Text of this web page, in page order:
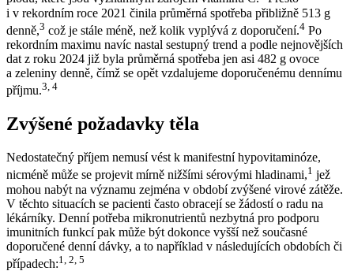
i v rekordním roce 2021 činila průměrná spotřeba přibližně 513 g
denně,3 což je stále méně, než kolik vyplývá z doporučení.4 Po
rekordním maximu navíc nastal sestupný trend a podle nejnovějších
dat z roku 2024 již byla průměrná spotřeba jen asi 482 g ovoce
a zeleniny denně, čímž se opět vzdalujeme doporučenému dennímu
příjmu.3, 4
Zvýšené požadavky těla
Nedostatečný příjem nemusí vést k manifestní hypovitaminóze,
nicméně může se projevit mírně nižšími sérovými hladinami,1 jež
mohou nabýt na významu zejména v období zvýšené virové zátěže.
V těchto situacích se pacienti často obracejí se žádostí o radu na
lékárníky. Denní potřeba mikronutrientů nezbytná pro podporu
imunitních funkcí pak může být dokonce vyšší než současné
doporučené denní dávky, a to například v následujících obdobích či
případech:1, 2, 5